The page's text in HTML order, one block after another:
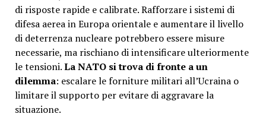
di risposte rapide e calibrate. Rafforzare i sistemi di
difesa aerea in Europa orientale e aumentare il livello
di deterrenza nucleare potrebbero essere misure
necessarie, ma rischiano di intensificare ulteriormente
le tensioni.La NATO si trova di fronte a un
dilemma: escalare le forniture militari all’Ucraina o
limitare il supporto per evitare di aggravare la
situazione.